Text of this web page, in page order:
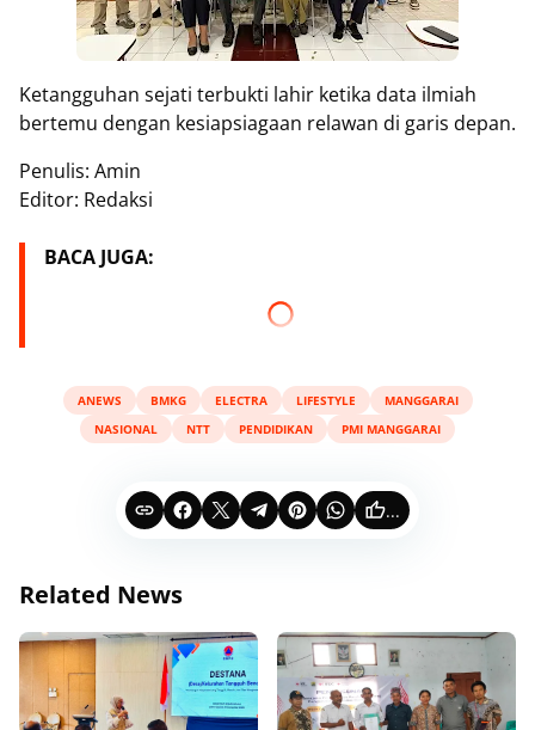
Ketangguhan sejati terbukti lahir ketika data ilmiah
bertemu dengan kesiapsiagaan relawan di garis depan.
Penulis: Amin
Editor: Redaksi
BACA JUGA:
ANEWS BMKG ELECTRA LIFESTYLE
MANGGARAI
NASIONAL
NTT PENDIDIKAN PMI MANGGARAI
...
Related News